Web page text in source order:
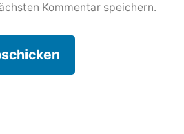
Kommentar speichern.